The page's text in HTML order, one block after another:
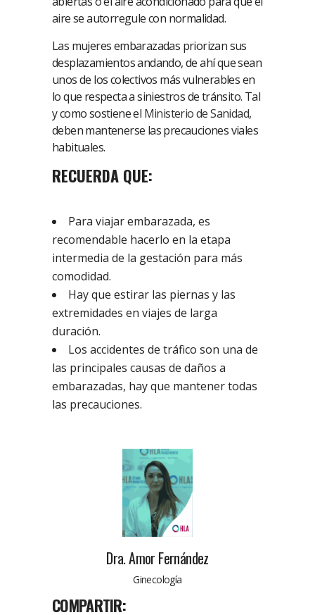
aire se autorregule con normalidad.
Las mujeres embarazadas priorizan sus
desplazamientos andando, de ahí que sean
unos de los colectivos más vulnerables en
lo que respecta a siniestros de tránsito. Tal
y como sostiene el Ministerio de Sanidad,
deben mantenerse las precauciones viales
habituales.
RECUERDA QUE:
Para viajar embarazada, es
recomendable hacerlo en la etapa
intermedia de la gestación para más
comodidad.
Hay que estirar las piernas y las
extremidades en viajes de larga
duración.
Los accidentes de tráfico son una de
las principales causas de daños a
embarazadas, hay que mantener todas
las precauciones.
Dra. Amor Fernández
Ginecología
COMPARTIR: